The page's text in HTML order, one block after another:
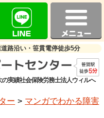
路沿い・笹貫電停徒歩5分
実績社会保険労務士法人ウィルへ
ー > マンガでわかる障害